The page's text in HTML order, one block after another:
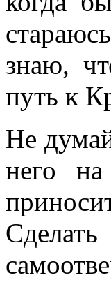
знаю,
путь к
Не
него